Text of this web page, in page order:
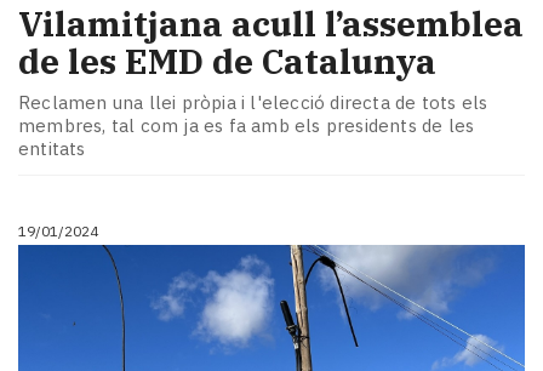
Vilamitjana acull l’assemblea
de les EMD de Catalunya
Reclamen una llei pròpia i l'elecció directa de tots els
membres, tal com ja es fa amb els presidents de les
entitats
19/01/2024